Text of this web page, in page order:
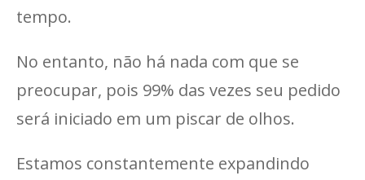
tempo.
No entanto, não há nada com que se
preocupar, pois 99% das vezes seu pedido
será iniciado em um piscar de olhos.
Estamos constantemente expandindo